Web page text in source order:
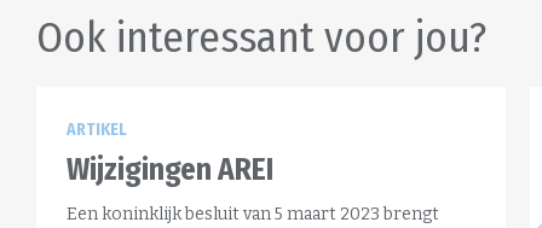
Ook interessant voor jou?
ARTIKEL
Wijzigingen AREI
Een koninklijk besluit van 5 maart 2023 brengt